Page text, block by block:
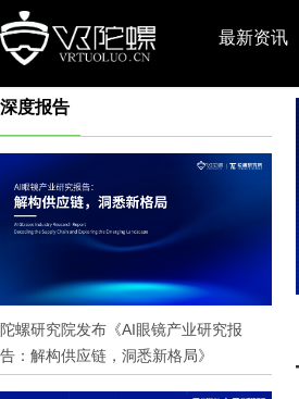
最新资讯
深度报告
陀螺研究院发布《AI眼镜产业研究报
告：解构供应链，洞悉新格局》